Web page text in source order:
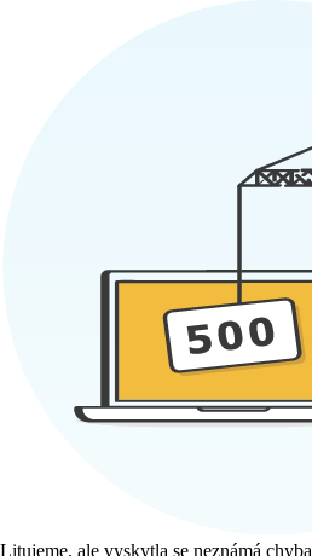
Litujeme, ale vyskytla se neznámá chyba